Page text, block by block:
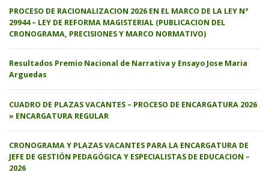
PROCESO DE RACIONALIZACION 2026 EN EL MARCO DE LA LEY N°
29944 – LEY DE REFORMA MAGISTERIAL (PUBLICACION DEL
CRONOGRAMA, PRECISIONES Y MARCO NORMATIVO)
Resultados Premio Nacional de Narrativa y Ensayo Jose Maria
Arguedas
CUADRO DE PLAZAS VACANTES – PROCESO DE ENCARGATURA 2026
» ENCARGATURA REGULAR
CRONOGRAMA Y PLAZAS VACANTES PARA LA ENCARGATURA DE
JEFE DE GESTIÓN PEDAGÓGICA Y ESPECIALISTAS DE EDUCACION –
2026